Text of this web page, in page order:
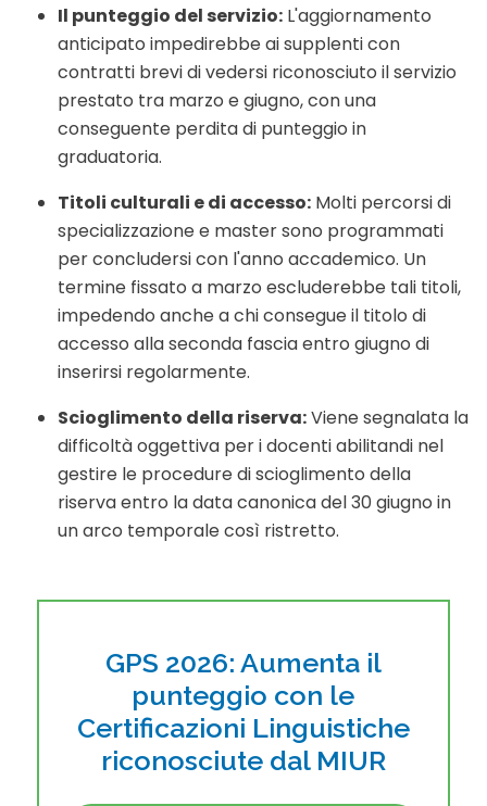
Il punteggio del servizio: L'aggiornamento
anticipato impedirebbe ai supplenti con
contratti brevi di vedersi riconosciuto il servizio
prestato tra marzo e giugno, con una
conseguente perdita di punteggio in
graduatoria.
Titoli culturali e di accesso: Molti percorsi di
specializzazione e master sono programmati
per concludersi con l'anno accademico. Un
termine fissato a marzo escluderebbe tali titoli,
impedendo anche a chi consegue il titolo di
accesso alla seconda fascia entro giugno di
inserirsi regolarmente.
Scioglimento della riserva:Viene segnalata la
difficoltà oggettiva per i docenti abilitandi nel
gestire le procedure di scioglimento della
riserva entro la data canonica del 30 giugno in
un arco temporale così ristretto.
GPS 2026: Aumenta il
punteggio con le
Certificazioni Linguistiche
riconosciute dal MIUR